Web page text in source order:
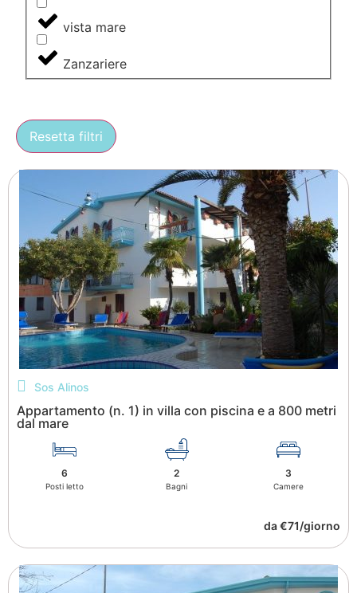
vista mare
Zanzariere
Resetta filtri
Sos Alinos
Appartamento (n. 1) in villa con piscina e a 800 metri
dal mare
6
Posti letto
2
Bagni
3
Camere
da €71/giorno